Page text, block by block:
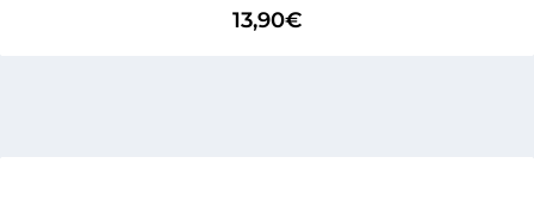
13,90€